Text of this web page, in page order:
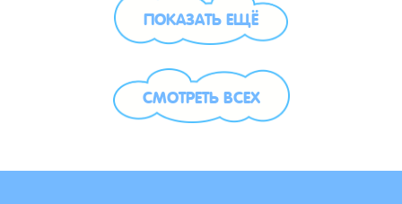
ПОКАЗАТЬ ЕЩЁ
СМОТРЕТЬ ВСЕХ